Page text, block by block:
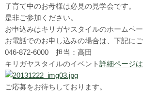
子育て中のお母様は必見の見学会です。
是非ご参加ください。
お申込みはキリガヤスタイルのホームペー
お電話でのお申し込みの場合は、下記にご
046-872-6000 担当：高田
キリガヤスタイルのイベント詳細ページ
ご応募をお待ちしております。